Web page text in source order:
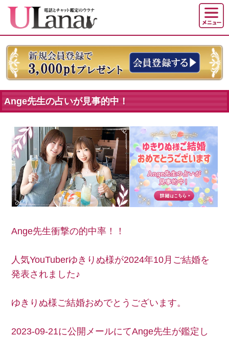
Ange先生の占いが見事的中！
Ange先生衝撃の的中率！！
人気YouTuberゆきりぬ様が2024年10月ご結婚を
発表されました♪
ゆきりぬ様ご結婚おめでとうございます。
2023-09-21に公開メールにてAnge先生が鑑定し